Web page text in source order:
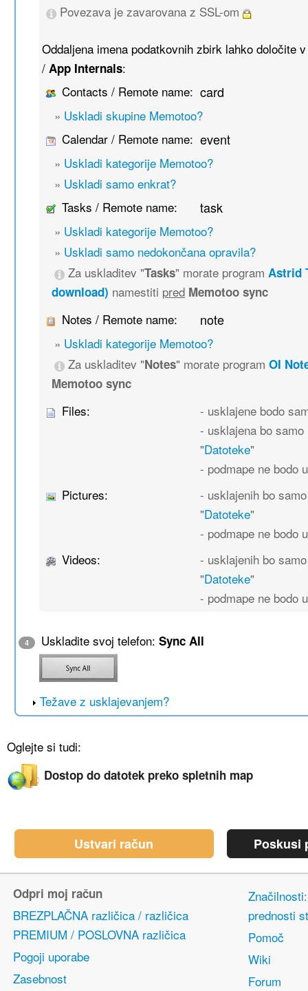
Povezava je zavarovana z SSL-om
Oddaljena imena podatkovnih zbirk lahko določite
/App Internals:
Contacts / Remote name: card
» Uskladi skupine Memotoo?
Calendar / Remote name: event
» Uskladi kategorije Memotoo?
» Uskladi samo enkrat?
Tasks / Remote name:
task
» Uskladi kategorije Memotoo?
» Uskladi samo nedokončana opravila?
Za uskladitev "Tasks" morate programAstrid
download) namestiti pred Memotoo sync
Notes / Remote name: note
» Uskladi kategorije Memotoo?
Za uskladitev "Notes" morate programOI
Memotoo sync
Files:
- usklajene bodo
- usklajena bo
"Datoteke"
- podmape ne bodo
Pictures:
- usklajenih bo
"Datoteke"
- podmape ne bodo
Videos:
- usklajenih bo
"Datoteke"
- podmape ne bodo
4 Uskladite svoj telefon:Sync All
Težave z usklajevanjem?
Oglejte si tudi:
Dostop do datotek preko spletnih map
Ustvari račun Poskusi
Odpri moj račun
BREZPLAČNA različica / različica
PREMIUM / POSLOVNA različica
Pogoji uporabe
Zasebnost
prednosti
Pomoč
Wiki
Forum